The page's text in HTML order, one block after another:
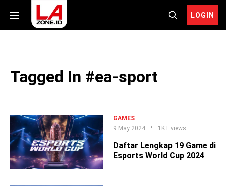
LOGIN
Tagged In #ea-sport
GAMES
9 May 2024
1K+ views
Daftar Lengkap 19 Game di
Esports World Cup 2024